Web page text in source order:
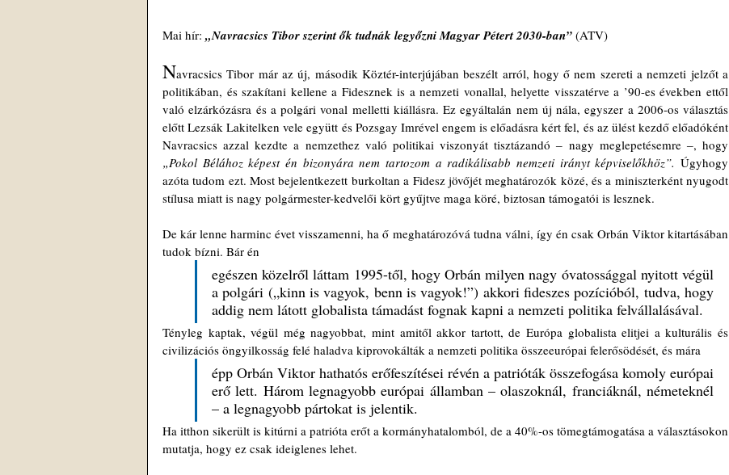
Mai hír: „Navracsics Tibor szerint ők tudnák legyőzni Magyar Pétert 2030-ban” (ATV)
Navracsics Tibor már az új, második Köztér-interjújában beszélt arról, hogy ő nem szereti a nemzeti jelzőt a
politikában, és szakítani kellene a Fidesznek is a nemzeti vonallal, helyette visszatérve a ’90-es években ettől
való elzárkózásra és a polgári vonal melletti kiállásra. Ez egyáltalán nem új nála, egyszer a 2006-os választás
előtt Lezsák Lakitelken vele együtt és Pozsgay Imrével engem is előadásra kért fel, és az ülést kezdő előadóként
„Pokol Bélához képest én bizonyára nem tartozom a radikálisabb nemzeti irányt képviselőkhöz”. Úgyhogy
azóta tudom ezt. Most bejelentkezett burkoltan a Fidesz jövőjét meghatározók közé, és a miniszterként nyugodt
stílusa miatt is nagy polgármester-kedvelői kört gyűjtve maga köré, biztosan támogatói is lesznek.
De kár lenne harminc évet visszamenni, ha ő meghatározóvá tudna válni, így én csak Orbán Viktor kitartásában
tudok bízni. Bár én
egészen közelről láttam 1995-től, hogy Orbán milyen nagy óvatossággal nyitott végül
a polgári („kinn is vagyok, benn is vagyok!”) akkori fideszes pozícióból, tudva, hogy
addig nem látott globalista támadást fognak kapni a nemzeti politika felvállalásával.
Tényleg kaptak, végül még nagyobbat, mint amitől akkor tartott, de Európa globalista elitjei a kulturális és
civilizációs öngyilkosság felé haladva kiprovokálták a nemzeti politika összeeurópai felerősödését, és mára
épp Orbán Viktor hathatós erőfeszítései révén a patrióták összefogása komoly európai
erő lett. Három legnagyobb európai államban – olaszoknál, franciáknál, németeknél
– a legnagyobb pártokat is jelentik.
Ha itthon sikerült is kitúrni a patrióta erőt a kormányhatalomból, de a 40%-os tömegtámogatása a választásokon
mutatja, hogy ez csak ideiglenes lehet.